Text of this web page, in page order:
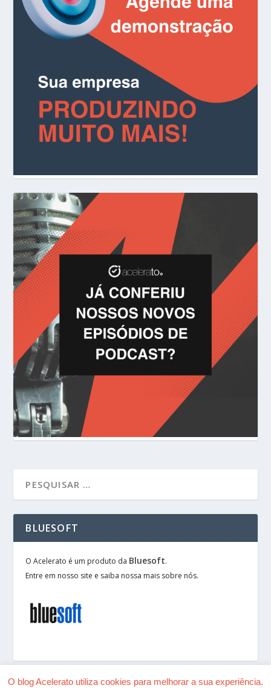
BLUESOFT
O Acelerato é um produto da Bluesoft.
Entre em nosso site e saiba nossa mais sobre nós.
O blog Acelerato utiliza cookies para melhorar a sua experiência.